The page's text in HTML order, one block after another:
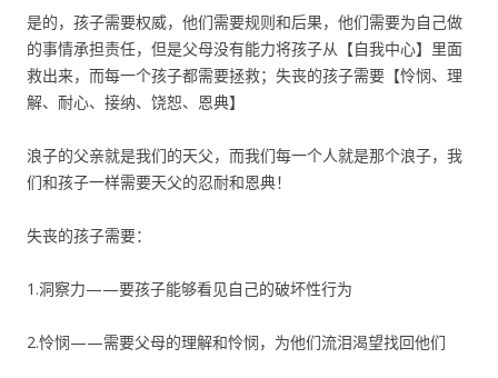
是的，孩子需要权威，他们需要规则和后果，他们需要为自己做
的事情承担责任，但是父母没有能力将孩子从【自我中心】里面
救出来，而每一个孩子都需要拯救；失丧的孩子需要【怜悯、理
解、耐心、接纳、饶恕、恩典】
浪子的父亲就是我们的天父，而我们每一个人就是那个浪子，我
们和孩子一样需要天父的忍耐和恩典！
失丧的孩子需要：
1.洞察力——要孩子能够看见自己的破坏性行为
2.怜悯——需要父母的理解和怜悯，为他们流泪渴望找回他们